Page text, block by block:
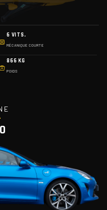
6 VITS.
MÉCANIQUE COURTE
866 KG
POIDS